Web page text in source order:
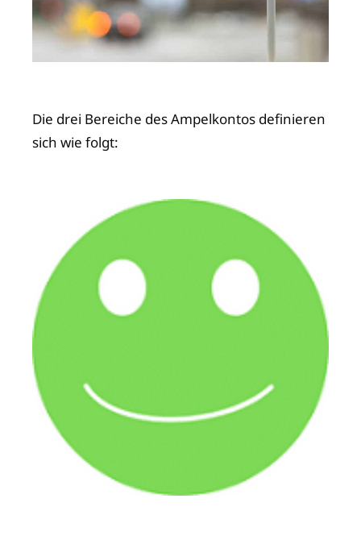
Die drei Bereiche des Ampelkontos definieren
sich wie folgt: